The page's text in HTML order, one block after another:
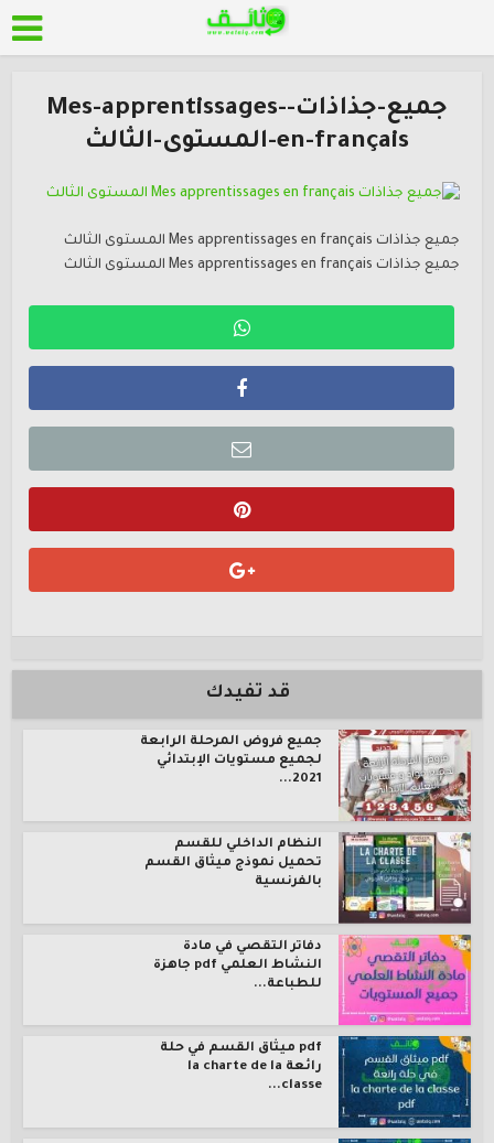
جميع-جذاذات-Mes-apprentissages-
en-français-المستوى-الثالث
جميع جذاذات Mes apprentissages en français المستوى الثالث
جميع جذاذات Mes apprentissages en français المستوى الثالث
قد تفيدك
جميع فروض المرحلة الرابعة
لجميع مستويات الإبتدائي
2021...
النظام الداخلي للقسم
تحميل نموذج ميثاق القسم
بالفرنسية
دفاتر التقصي في مادة
النشاط العلمي pdf جاهزة
للطباعة...
pdf ميثاق القسم في حلة
رائعة la charte de la
classe...